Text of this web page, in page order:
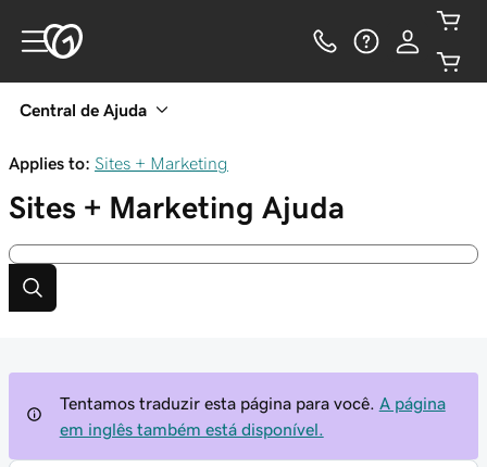
Central de Ajuda
Applies to: Sites + Marketing
Sites + Marketing Ajuda
Tentamos traduzir esta página para você.
A página
em inglês também está disponível.